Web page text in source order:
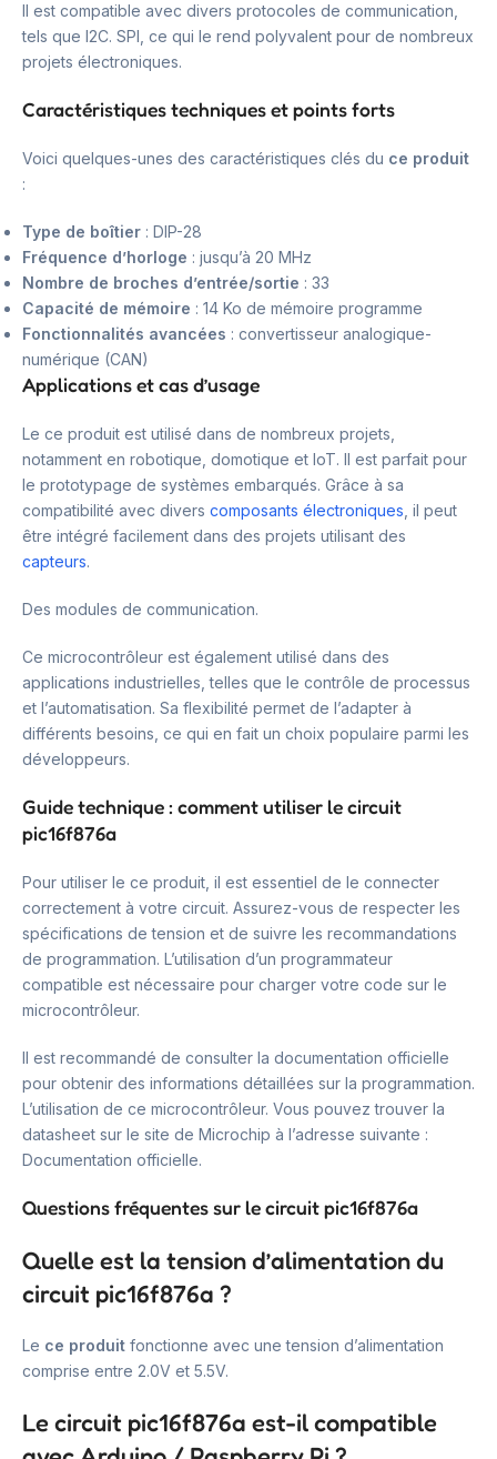
Il est compatible avec divers protocoles de communication,
tels que I2C. SPI, ce qui le rend polyvalent pour de nombreux
projets électroniques.
Caractéristiques techniques et points forts
Voici quelques-unes des caractéristiques clés du ce produit
:
Type de boîtier : DIP-28
Fréquence d’horloge : jusqu’à 20 MHz
Nombre de broches d’entrée/sortie : 33
Capacité de mémoire : 14 Ko de mémoire programme
Fonctionnalités avancées : convertisseur analogique-
numérique (CAN)
Applications et cas d’usage
Le ce produit est utilisé dans de nombreux projets,
notamment en robotique, domotique et IoT. Il est parfait pour
le prototypage de systèmes embarqués. Grâce à sa
compatibilité avec divers composants électroniques , il peut
être intégré facilement dans des projets utilisant des
capteurs.
Des modules de communication.
Ce microcontrôleur est également utilisé dans des
applications industrielles, telles que le contrôle de processus
et l’automatisation. Sa flexibilité permet de l’adapter à
différents besoins, ce qui en fait un choix populaire parmi les
développeurs.
Guide technique : comment utiliser le circuit
pic16f876a
Pour utiliser le ce produit, il est essentiel de le connecter
correctement à votre circuit. Assurez-vous de respecter les
spécifications de tension et de suivre les recommandations
de programmation. L’utilisation d’un programmateur
compatible est nécessaire pour charger votre code sur le
microcontrôleur.
Il est recommandé de consulter la documentation officielle
pour obtenir des informations détaillées sur la programmation.
L’utilisation de ce microcontrôleur. Vous pouvez trouver la
datasheet sur le site de Microchip à l’adresse suivante :
Documentation officielle.
Questions fréquentes sur le circuit pic16f876a
Quelle est la tension d’alimentation du
circuit pic16f876a ?
Le ce produit fonctionne avec une tension d’alimentation
comprise entre 2.0V et 5.5V.
Le circuit pic16f876a est-il compatible